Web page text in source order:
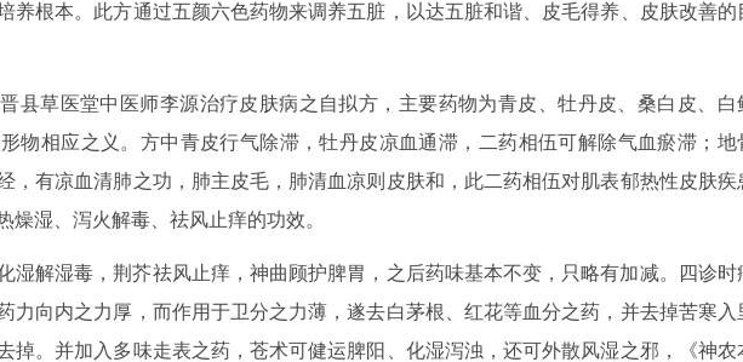
养根本。此方通过五颜六色药物来调养五脏，以达五脏和谐、皮毛得养、皮肤改善的
县草医堂中医师李源治疗皮肤病之自拟方，主要药物为青皮、牡丹皮、桑白皮、白
物相应之义。方中青皮行气除滞，牡丹皮凉血通滞，二药相伍可解除气血瘀滞；地
，有凉血清肺之功，肺主皮毛，肺清血凉则皮肤和，此二药相伍对肌表郁热性皮肤疾
燥湿、泻火解毒、祛风止痒的功效。
湿解湿毒，荆芥祛风止痒，神曲顾护脾胃，之后药味基本不变，只略有加减。四诊时
力向内之力厚，而作用于卫分之力薄，遂去白茅根、红花等血分之药，并去掉苦寒入
掉。并加入多味走表之药，苍术可健运脾阳、化湿泻浊，还可外散风湿之邪，《神农